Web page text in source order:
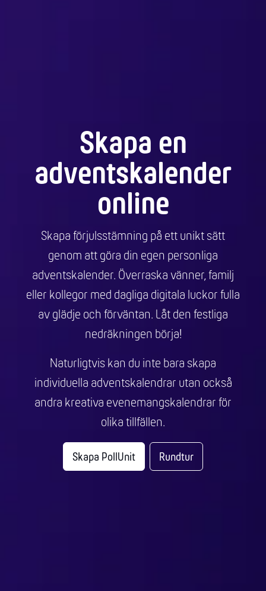
Skapa en
adventskalender
online
Skapa förjulsstämning på ett unikt sätt
genom att göra din egen personliga
adventskalender. Överraska vänner, familj
eller kollegor med dagliga digitala luckor fulla
av glädje och förväntan. Låt den festliga
nedräkningen börja!
Naturligtvis kan du inte bara skapa
individuella adventskalendrar utan också
andra kreativa evenemangskalendrar för
olika tillfällen.
Skapa PollUnit Rundtur